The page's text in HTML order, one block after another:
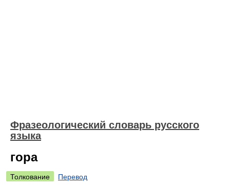
Фразеологический словарь русского
языка
гора
Толкование
Перевод